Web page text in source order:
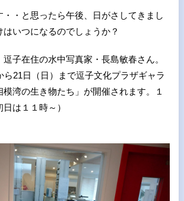
・・と思ったら午後、日がさしてきまし
いつになるのでしょうか？
子在住の水中写真家・長島敏春さん。
ら21日（日）まで逗子文化プラザギャラ
模湾の生き物たち」が開催されます。１
は１１時～）